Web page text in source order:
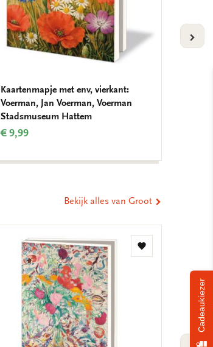
Kaartenmapje met env, vierkant:
Voerman, Jan Voerman, Voerman
Stadsmuseum Hattem
€ 9,99
Bekijk alles van Groot
Toevoegen
Cadeaukiezer